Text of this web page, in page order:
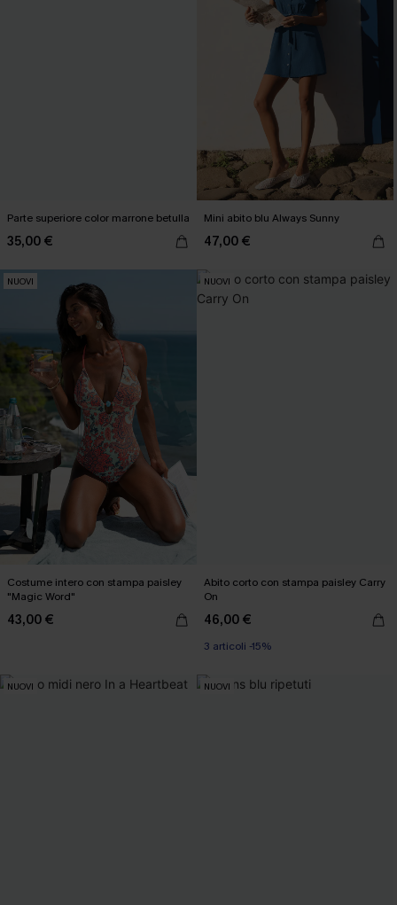
Parte superiore color marrone betulla
35,00 €
Mini abito blu Always Sunny
47,00 €
NUOVI
Costume intero con stampa paisley
"Magic Word"
43,00 €
NUOVI
Abito corto con stampa paisley Carry
On
46,00 €
3 articoli -15%
NUOVI NUOVI